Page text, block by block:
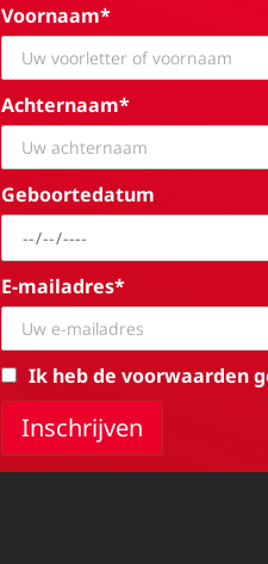
Voornaam*
Achternaam*
Geboortedatum
E-mailadres*
Ik heb de voorwaarden